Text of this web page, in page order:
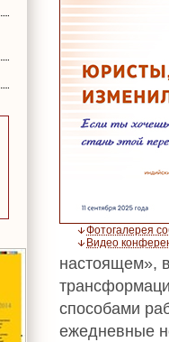
Фотогалерея
Видео
настоящем»,
способами
ежедневные